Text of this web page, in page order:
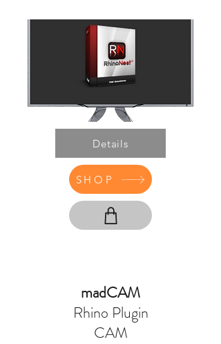
Details
SHOP
madCAM
Rhino Plugin
CAM